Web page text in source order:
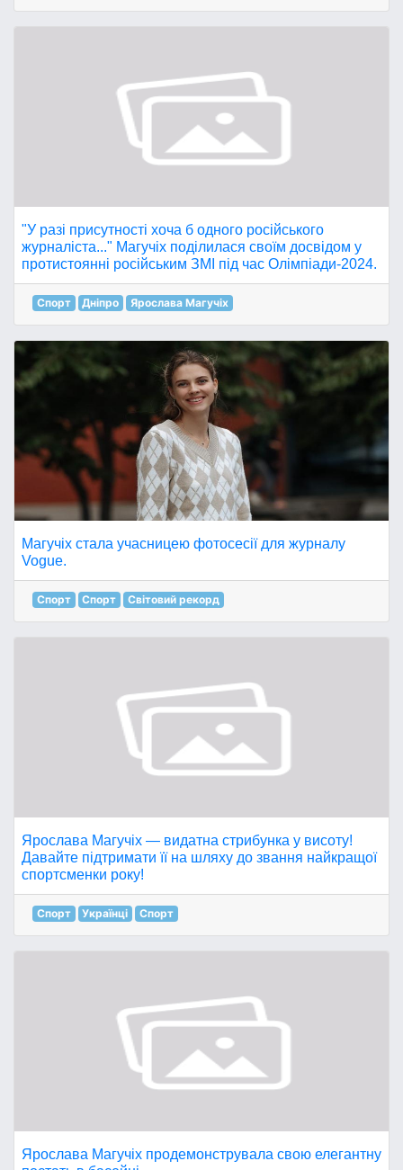
"У разі присутності хоча б одного російського
журналіста..." Магучіх поділилася своїм досвідом у
протистоянні російським ЗМІ під час Олімпіади-2024.
Спорт Дніпро Ярослава Магучіх
Магучіх стала учасницею фотосесії для журналу
Vogue.
Спорт Спорт Світовий рекорд
Ярослава Магучіх — видатна стрибунка у висоту!
Давайте підтримати її на шляху до звання найкращої
спортсменки року!
Спорт Українці Спорт
Ярослава Магучіх продемонструвала свою елегантну